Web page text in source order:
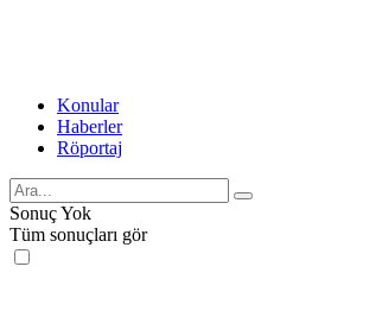
Konular
Haberler
Röportaj
Sonuç Yok
Tüm sonuçları gör